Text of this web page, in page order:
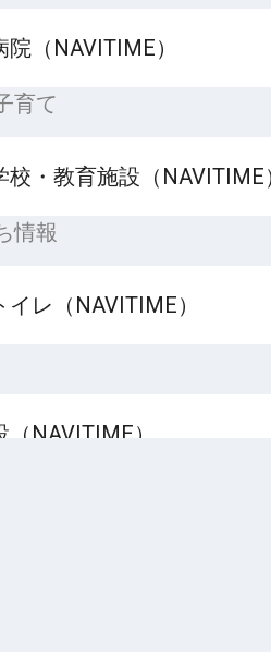
院（NAVITIME）
育て
校・教育施設（NAVITIME
情報
イレ（NAVITIME）
（NAVITIME）